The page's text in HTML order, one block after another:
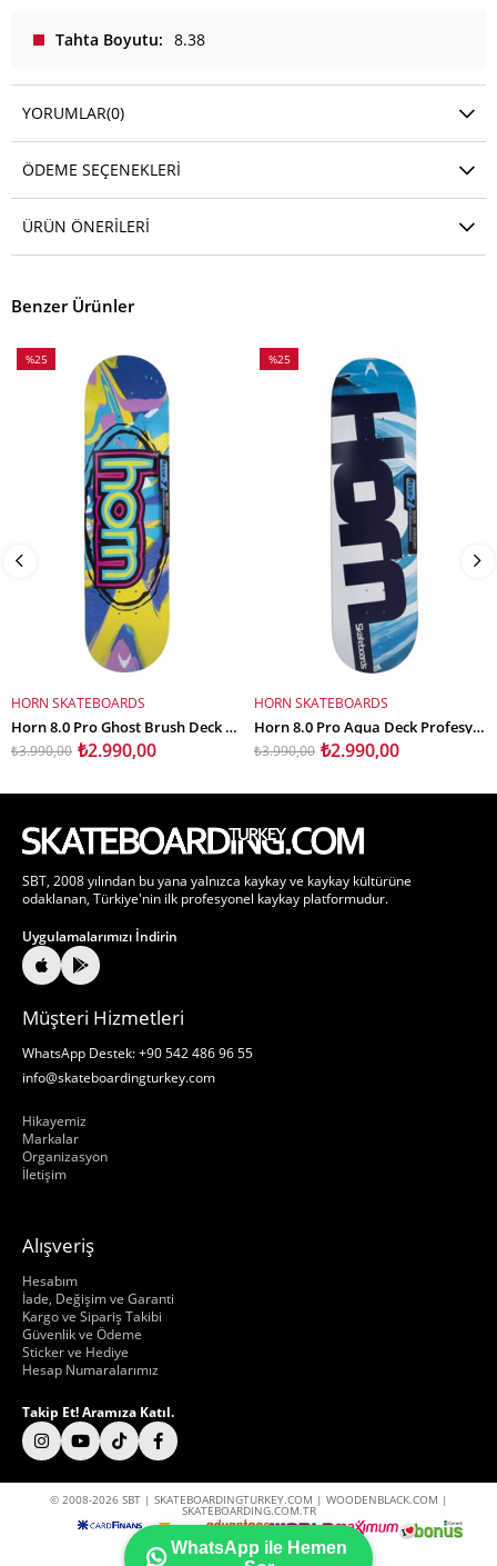
Tahta Boyutu 8.38
YORUMLAR(0)
ÖDEME SEÇENEKLERI
ÜRÜN ÖNERILERI
Benzer Ürünler
SEPETE EKLE
%25
HORN SKATEBOARDS
Horn 8.0 Pro Ghost Brush Deck Profesyonel Kaykay Tahtası
₺2.990,00
₺3.990,00
SEPETE EKLE
%25
HORN SKATEBOARDS
Horn 8.0 Pro Aqua Deck Profesyonel Kaykay Tahtası
₺2.990,00
₺3.990,00
SBT, 2008 yılından bu yana yalnızca kaykay ve kaykay kültürüne
odaklanan, Türkiye'nin ilk profesyonel kaykay platformudur.
Uygulamalarımızı İndirin
Müşteri Hizmetleri
WhatsApp Destek: +90 542 486 96 55
info@skateboardingturkey.com
Hikayemiz
Markalar
Organizasyon
İletişim
Alışveriş
Hakkımızda
Hesabım
İade, Değişim ve Garanti
Kargo ve Sipariş Takibi
Güvenlik ve Ödeme
Sticker ve Hediye
Hesap Numaralarımız
Takip Et! Aramıza Katıl.
© 2008-2026 SBT | SKATEBOARDINGTURKEY.COM | WOODENBLACK.COM |
SKATEBOARDING.COM.TR
WhatsApp ile Hemen